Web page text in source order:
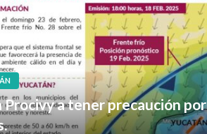
Procivy a tener precaución por